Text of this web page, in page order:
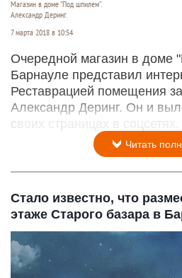
Магазин в доме "Под шпилем".
Александр Деринг.
7 марта 2018 в 10:54
Очередной магазин в доме
Барнауле представил
Реставрацией помещения
Александр Деринг. Он и
своих страницах в соцсетях.
Читать
Стало известно, что
этаже Старого базара в